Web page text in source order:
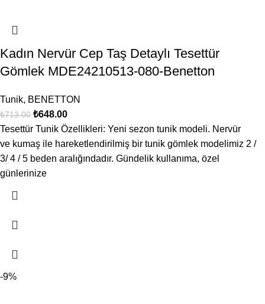
Kadın Nervür Cep Taş Detaylı Tesettür
Gömlek MDE24210513-080-Benetton
Tunik, BENETTON
₺713.00 ₺648.00
Tesettür Tunik Özellikleri: Yeni sezon tunik modeli. Nervür
ve kumaş ile hareketlendirilmiş bir tunik gömlek modelimiz 2 /
3/ 4 / 5 beden aralığındadır. Gündelik kullanıma, özel
günlerinize
-9%